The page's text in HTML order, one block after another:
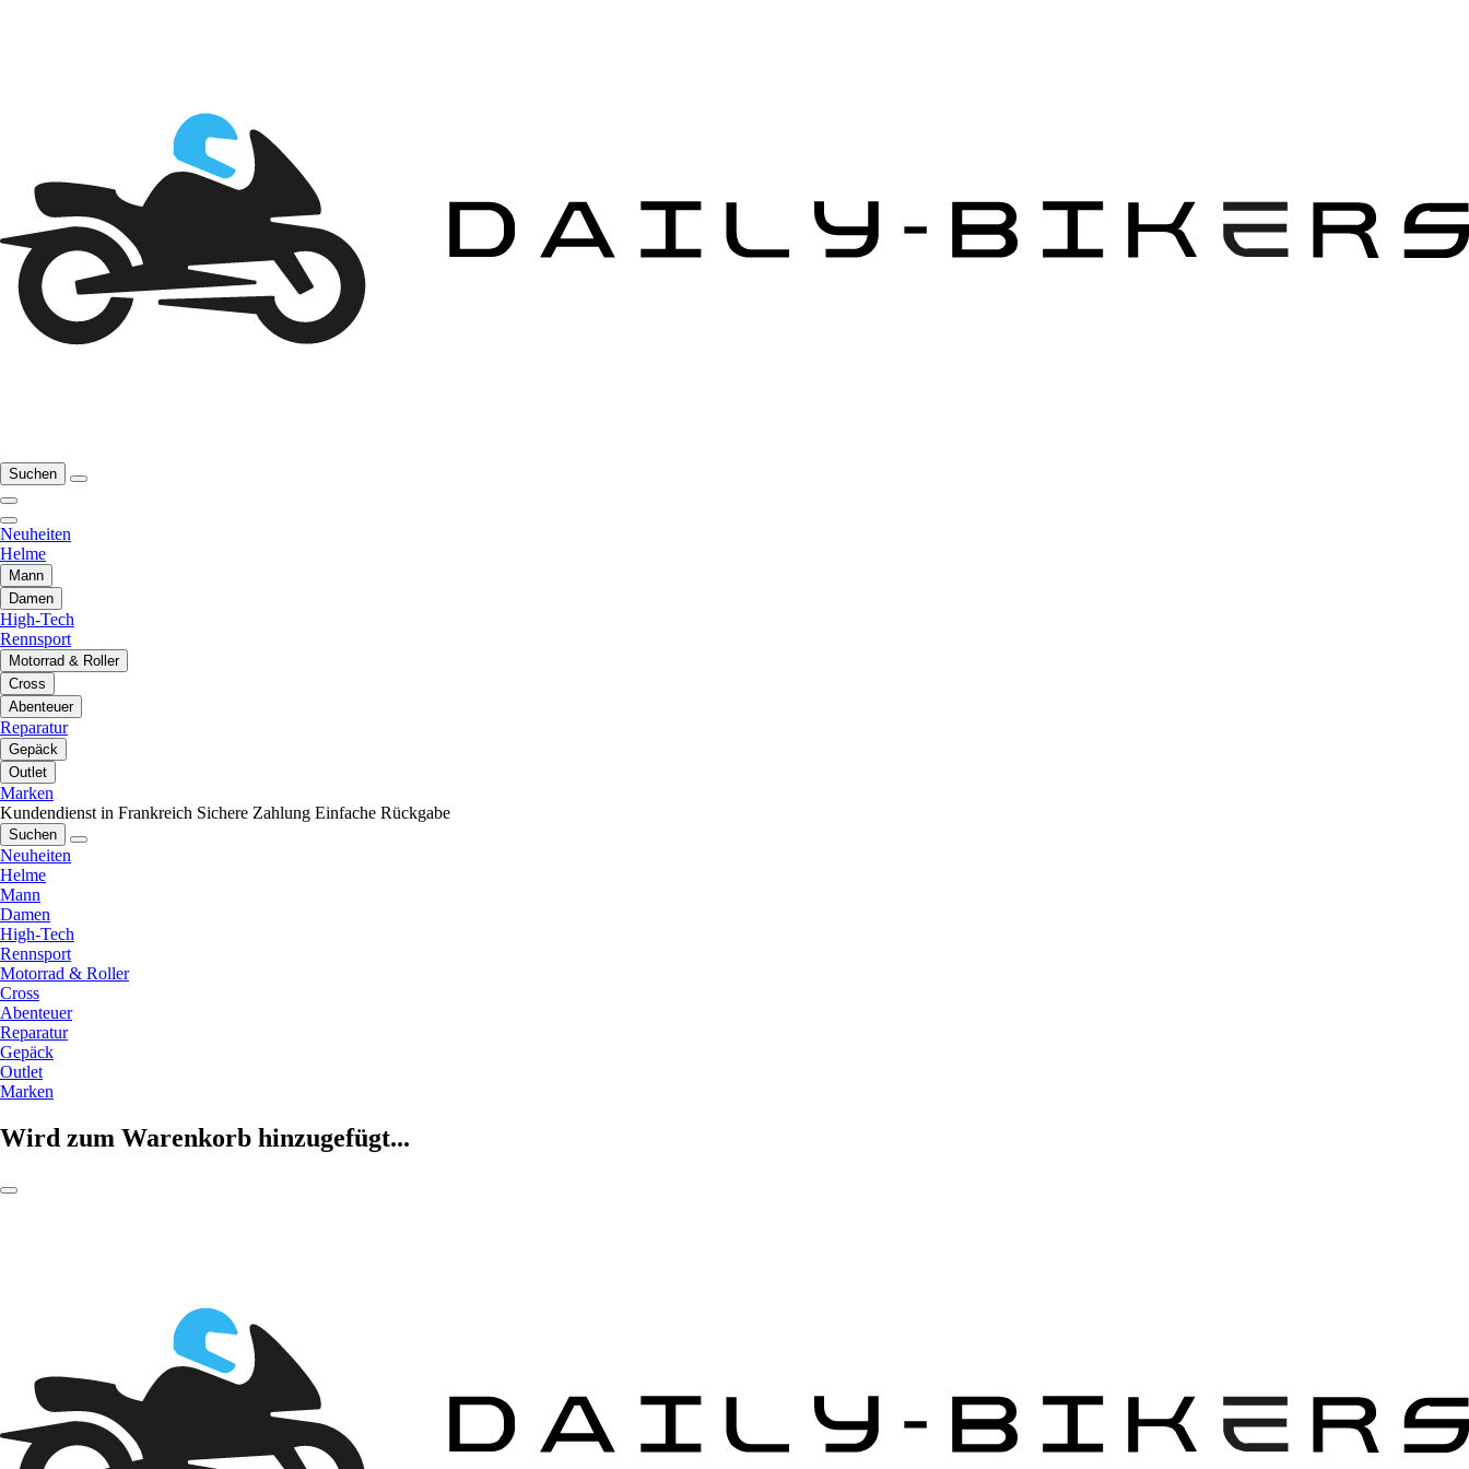
Suchen
Neuheiten
Helme
Mann
Damen
High-Tech
Rennsport
Motorrad & Roller
Cross
Abenteuer
Reparatur
Gepäck
Outlet
Marken
Kundendienst in Frankreich Sichere Zahlung Einfache Rückgabe
Suchen
Neuheiten
Helme
Mann
Damen
High-Tech
Rennsport
Motorrad & Roller
Cross
Abenteuer
Reparatur
Gepäck
Outlet
Marken
Wird zum Warenkorb hinzugefügt...